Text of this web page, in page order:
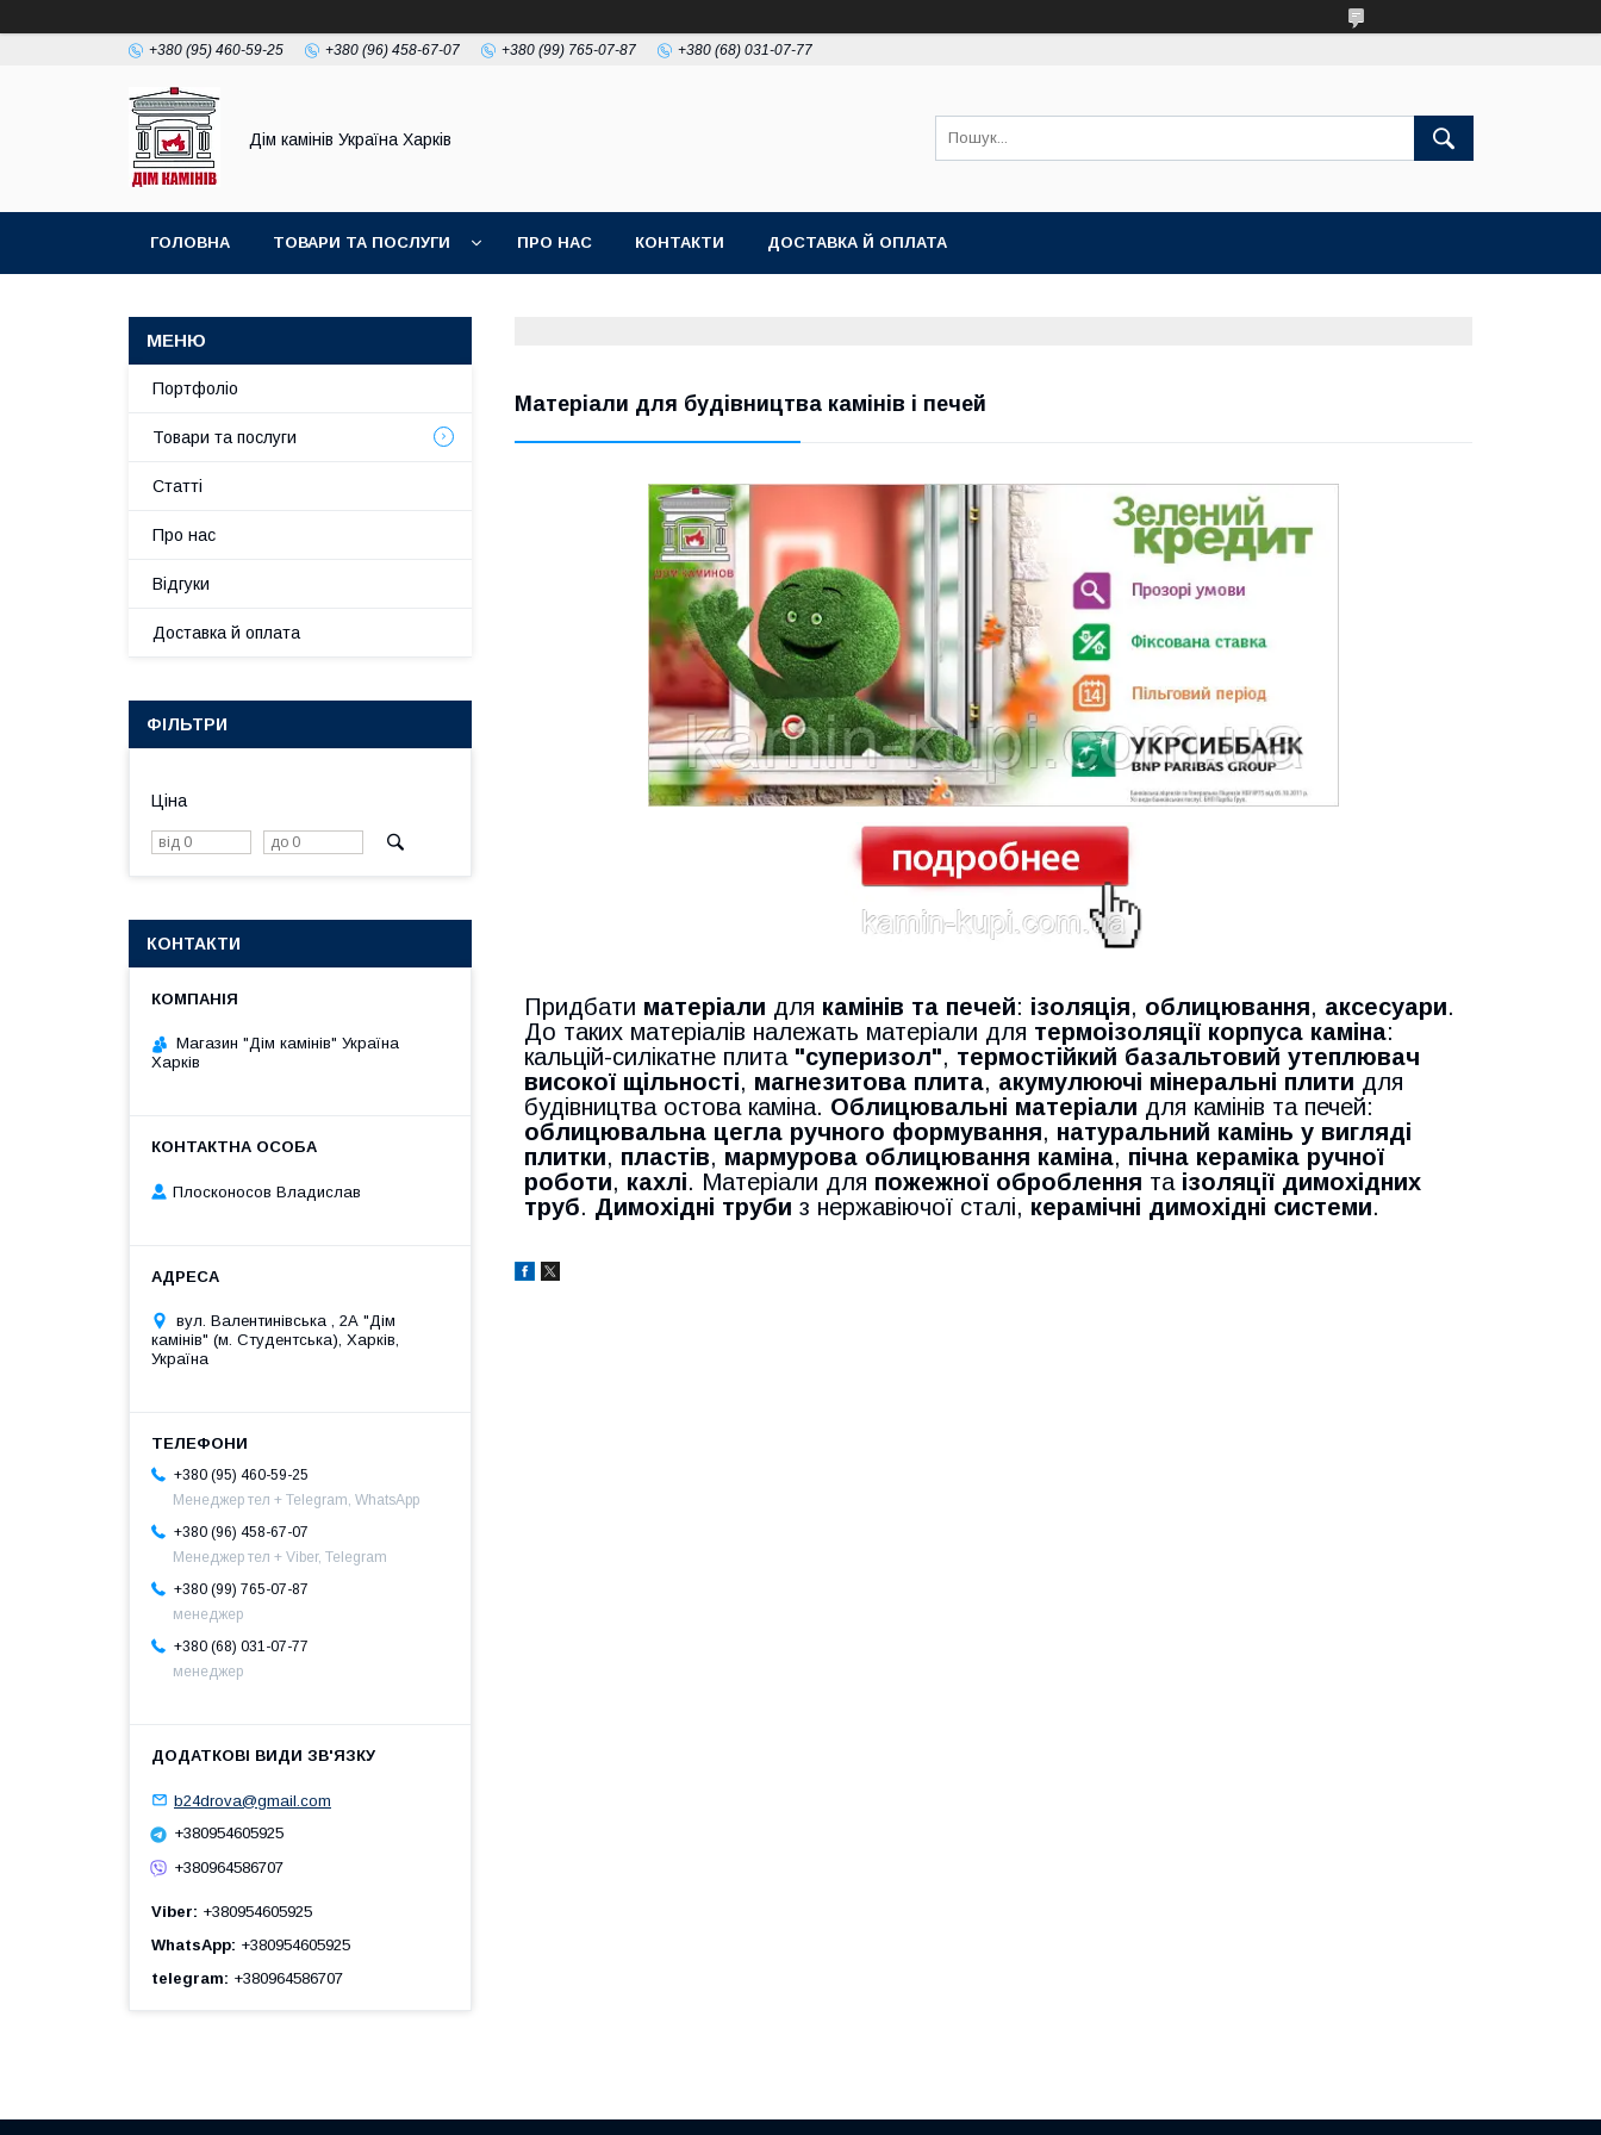
+380 (95) 460-59-25 +380 (96) 458-67-07 +380 (99) 765-07-87 +380 (68) 031-07-77
Дім камінів Україна Харків
ГОЛОВНА ТОВАРИ ТА ПОСЛУГИ ПРО НАС КОНТАКТИ ДОСТАВКА Й ОПЛАТА
Матеріали для будівництва камінів і печей
Придбати матеріали для камінів та печей: ізоляція, облицювання, аксесуари.
До таких матеріалів належать матеріали для термоізоляції корпуса каміна:
кальцій-силікатне плита"суперизол", термостійкий базальтовий утеплювач
високої щільності, магнезитова плита, акумулюючі мінеральні плити для
будівництва остова каміна. Облицювальні матеріали для камінів та печей:
облицювальна цегла ручного формування, натуральний камінь у вигляді
плитки, пластів, мармурова облицювання каміна, пічна кераміка ручної
роботи, кахлі. Матеріали для пожежної оброблення та ізоляції димохідних
труб. Димохідні труби з нержавіючої сталі, керамічні димохідні системи.
Портфоліо
Товари та послуги
Статті
Про нас
Відгуки
Доставка й оплата
ФІЛЬТРИ
Ціна
КОНТАКТИ
Магазин "Дім камінів" Україна
Харків
Плосконосов Владислав
вул. Валентинівська , 2А "Дім
камінів" (м. Студентська), Харків,
Україна
+380 (95) 460-59-25
Менеджер тел + Telegram, WhatsApp
+380 (96) 458-67-07
Менеджер тел + Viber, Telegram
+380 (99) 765-07-87
менеджер
+380 (68) 031-07-77
менеджер
b24drova@gmail.com
+380954605925
+380964586707
Viber
+380954605925
WhatsApp +380954605925
telegram
+380964586707